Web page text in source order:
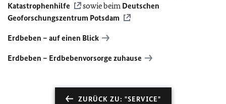
Katastrophenhilfe
sowie beim Deutschen
Geoforschungszentrum Potsdam
Erdbeben – auf einen Blick
Erdbeben – Erdbebenvorsorge zuhause
ZURÜCK ZU: "SERVICE"